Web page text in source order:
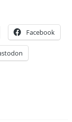
Facebook